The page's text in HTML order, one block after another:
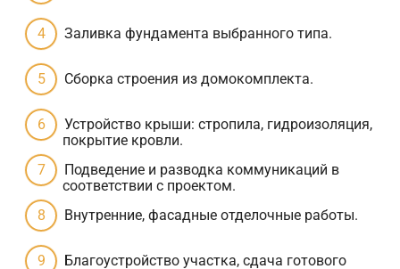
Заливка фундамента выбранного типа.
Сборка строения из домокомплекта.
Устройство крыши: стропила, гидроизоляция,
покрытие кровли.
Подведение и разводка коммуникаций в
соответствии с проектом.
Внутренние, фасадные отделочные работы.
Благоустройство участка, сдача готового